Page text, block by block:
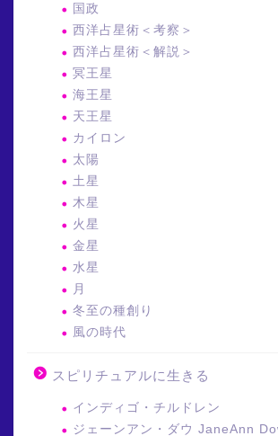
国政
西洋占星術＜考察＞
西洋占星術＜解説＞
冥王星
海王星
天王星
カイロン
太陽
土星
木星
火星
金星
水星
月
冬至の種創り
風の時代
スピリチュアルに生きる
インディゴ・チルドレン
ジェーンアン・ダウ JaneAnn